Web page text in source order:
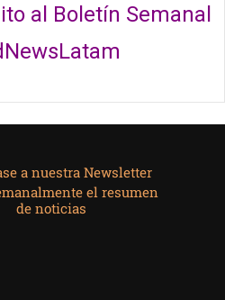
al Boletín Semanal